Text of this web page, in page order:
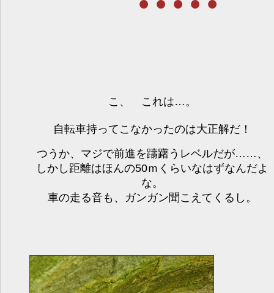
こ、 これは…。
自転車持ってこなかったのは大正解だ！
つうか、マジで前進を躊躇うレベルだが……、
しかし距離はほんの50ｍくらいなはずなんだよ
な。
車の走る音も、ガンガン聞こえてくるし。